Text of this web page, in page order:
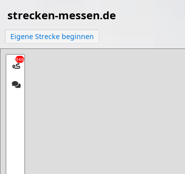
strecken-messen.de
Eigene Strecke beginnen
346